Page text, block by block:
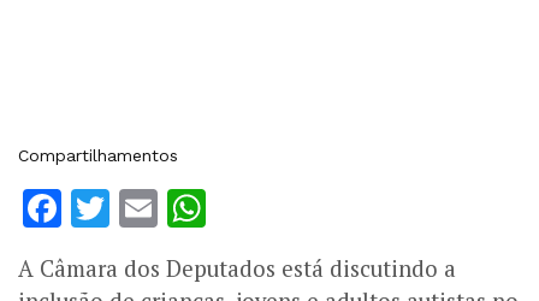
Compartilhamentos
Facebook
Twitter
Email
A Câmara dos Deputados está discutindo a